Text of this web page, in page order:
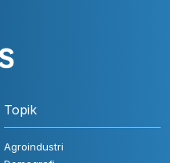
Topik
Agroindustri